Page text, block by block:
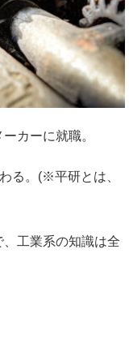
カーに就職。
る。(※平研とは、
工業系の知識は全